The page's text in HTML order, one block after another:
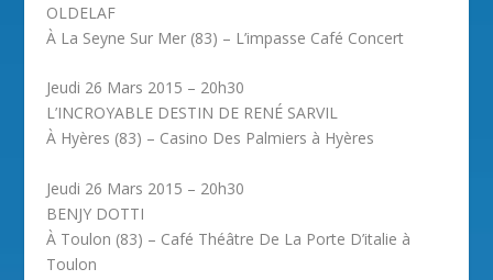
OLDELAF
À La Seyne Sur Mer (83) – L’impasse Café Concert
Jeudi 26 Mars 2015 – 20h30
L’INCROYABLE DESTIN DE RENÉ SARVIL
À Hyères (83) – Casino Des Palmiers à Hyères
Jeudi 26 Mars 2015 – 20h30
BENJY DOTTI
À Toulon (83) – Café Théâtre De La Porte D’italie à
Toulon